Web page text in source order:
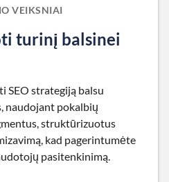
VEIKSNIAI
turinį balsinei
SEO strategiją balsu
naudojant pokalbių
struktūrizuotus
kad pagerintumėte
pasitenkinimą.